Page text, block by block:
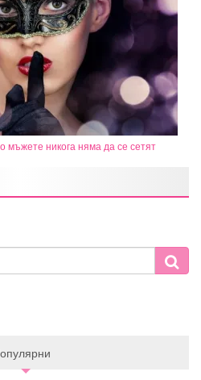
мъжете никога няма да се сетят